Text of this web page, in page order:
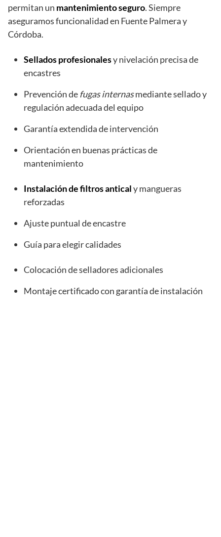
permitan un mantenimiento seguro. Siempre
aseguramos funcionalidad en Fuente Palmera y
Córdoba.
Sellados profesionalesy nivelación precisa de
encastres
Prevención de fugas internasmediante sellado y
regulación adecuada del equipo
Garantía extendida de intervención
Orientación en buenas prácticas de
mantenimiento
Instalación de filtros anticaly mangueras
reforzadas
Ajuste puntual de encastre
Guía para elegir calidades
Colocación de selladores adicionales
Montaje certificado con garantía de instalación